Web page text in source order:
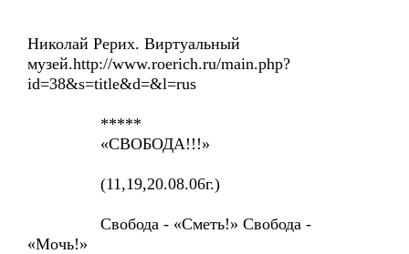
Николай Рерих. Виртуальный
музей.http://www.roerich.ru/main.php?
id=38&s=title&d=&l=rus
*****
«СВОБОДА!!!»
(11,19,20.08.06г.)
Свобода - «Сметь!» Свобода -
«Мочь!»